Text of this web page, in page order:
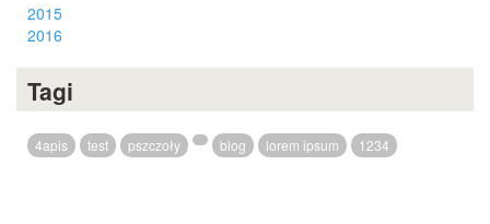
2015
2016
Tagi
4apis test pszczoły blog lorem ipsum 1234